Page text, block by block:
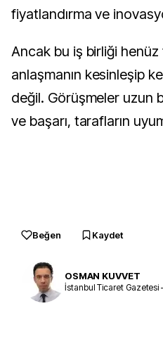
fiyatlandırma ve
Ancak bu iş birliği henüz
anlaşmanın kesinleşip
değil. Görüşmeler uzun
ve başarı, tarafların
Beğen Kaydet
OSMAN KUVVET
İstanbul Ticaret Gazetesi